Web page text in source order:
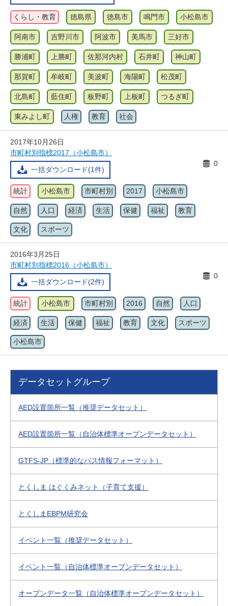
くらし・教育 徳島県 徳島市 鳴門市 小松島市
阿南市 吉野川市 阿波市 美馬市 三好市
勝浦町 上勝町 佐那河内村 石井町 神山町
那賀町 牟岐町 美波町 海陽町 松茂町
北島町 藍住町 板野町 上板町 つるぎ町
東みよし町 人権 教育 社会
2017年10月26日
市町村別指標2017（小松島市）
一括ダウンロード(1件)
0
統計 小松島市 市町村別 2017 小松島市
自然 人口 経済 生活 保健 福祉 教育
文化 スポーツ
2016年3月25日
市町村別指標2016（小松島市）
一括ダウンロード(2件)
0
統計 小松島市 市町村別 2016 自然 人口
経済 生活 保健 福祉 教育 文化 スポーツ
小松島市
データセットグループ
AED設置箇所一覧（推奨データセット）
AED設置箇所一覧（自治体標準オープンデータセット）
GTFS-JP（標準的なバス情報フォーマット）
とくしま はぐくみネット（子育て支援）
とくしまEBPM研究会
イベント一覧（推奨データセット）
イベント一覧（自治体標準オープンデータセット）
オープンデータ一覧（自治体標準オープンデータセット）